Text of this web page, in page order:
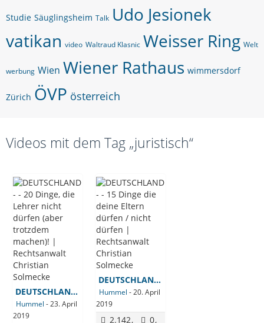
Studie Säuglingsheim Talk Udo Jesionek
vatikan video Waltraud Klasnic Weisser Ring Welt
werbung Wien Wiener Rathaus wimmersdorf
Zürich ÖVP österreich
Videos mit dem Tag „juristisch“
DEUTSCHLAND - - 20 Dinge, die Lehrer nicht dürfen (aber trotzdem machen)! | Rechtsanwalt Christian Solmecke
Hummel -23. April
2019
DEUTSCHLAND - - 15 Dinge die deine Eltern dürfen / nicht dürfen | Rechtsanwalt Christian Solmecke
Hummel -20. April
2019
2.142 0